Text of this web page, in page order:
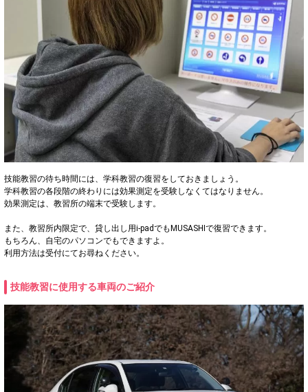
技能教習の待ち時間には、学科教習の復習をしておきましょう。
学科教習の各段階の終わりには効果測定を受験しなくてはなりません。
効果測定は、教習所の端末で受験します。
また、教習所内限定で、貸し出し用i-padでもMUSASHIで復習できます。
もちろん、自宅のパソコンでもできますよ。
利用方法は受付にてお尋ねください。
技能教習に使用する車両のご紹介